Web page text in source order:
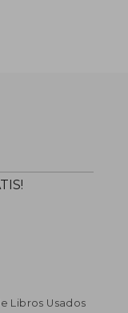
Libros Usados